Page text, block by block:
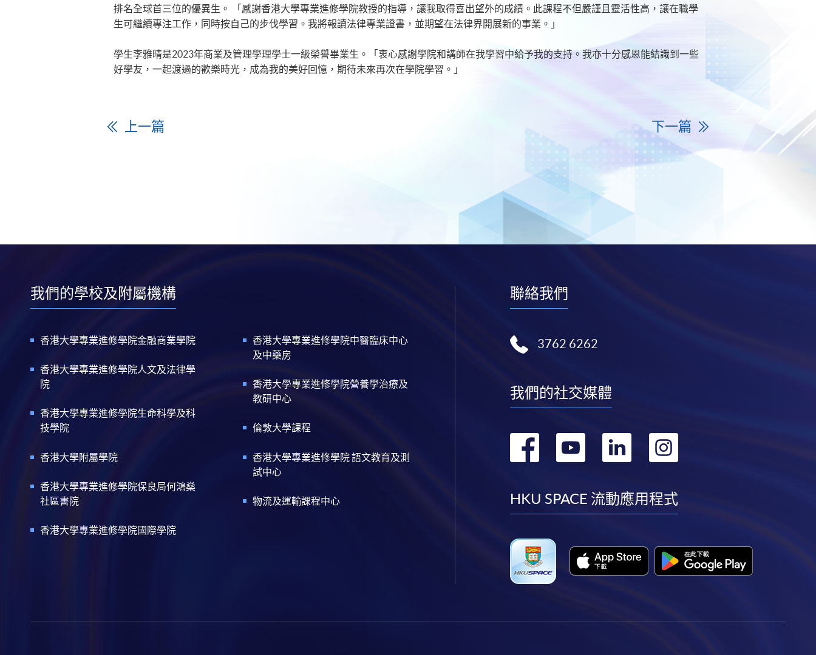
排名全球首三位的優異生。 「感謝香港大學專業進修學院教授的指導，讓我取得喜出望外的成績。此課程不但嚴謹且靈活性高，讓在職學
生可繼續專注工作，同時按自己的步伐學習。我將報讀法律專業證書，並期望在法律界開展新的事業。」
學生李雅晴是2023年商業及管理學理學士一級榮譽畢業生。「衷心感謝學院和講師在我學習中給予我的支持。我亦十分感恩能結識到一些
好學友，一起渡過的歡樂時光，成為我的美好回憶，期待未來再次在學院學習。」
上一篇 下一篇
我們的學校及附屬機構
香港大學專業進修學院金融商業學院
香港大學專業進修學院人文及法律學
院
香港大學專業進修學院生命科學及科
技學院
香港大學附屬學院
香港大學專業進修學院保良局何鴻燊
社區書院
香港大學專業進修學院國際學院
香港大學專業進修學院中醫臨床中心
及中藥房
香港大學專業進修學院營養學治療及
教研中心
倫敦大學課程
香港大學專業進修學院 語文教育及測
試中心
物流及運輸課程中心
聯絡我們
3762 6262
我們的社交媒體
轉
facebook
轉
youtube
轉
linkedin
轉
instagram
HKU SPACE 流動應用程式